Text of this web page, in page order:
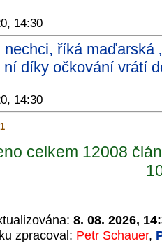
14:30
nechci, říká maďarská
ní díky očkování vrátí
14:30
celkem 12008
8. 08. 2026,
zpracoval: Petr Schauer,